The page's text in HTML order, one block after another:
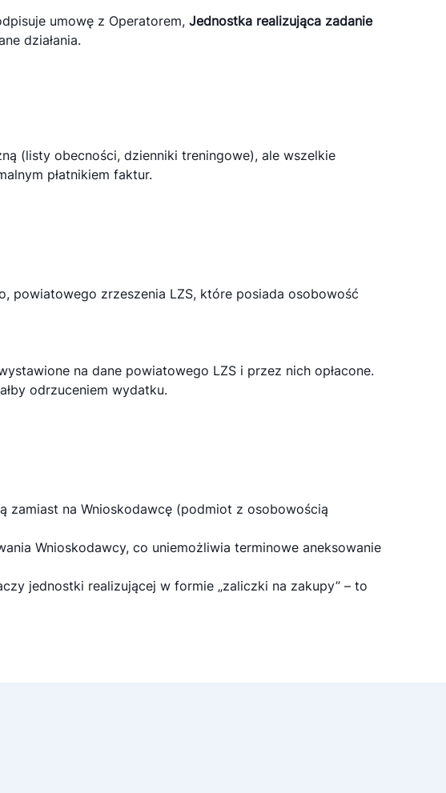
umowę z Operatorem, Jednostka realizująca zadanie
działania.
(listy obecności, dzienniki treningowe), ale wszelkie
płatnikiem faktur.
powiatowego zrzeszenia LZS, które posiada osobowość
na dane powiatowego LZS i przez nich opłacone.
odrzuceniem wydatku.
zamiast na Wnioskodawcę (podmiot z osobowością
Wnioskodawcy, co uniemożliwia terminowe aneksowanie
jednostki realizującej w formie „zaliczki na zakupy” – to